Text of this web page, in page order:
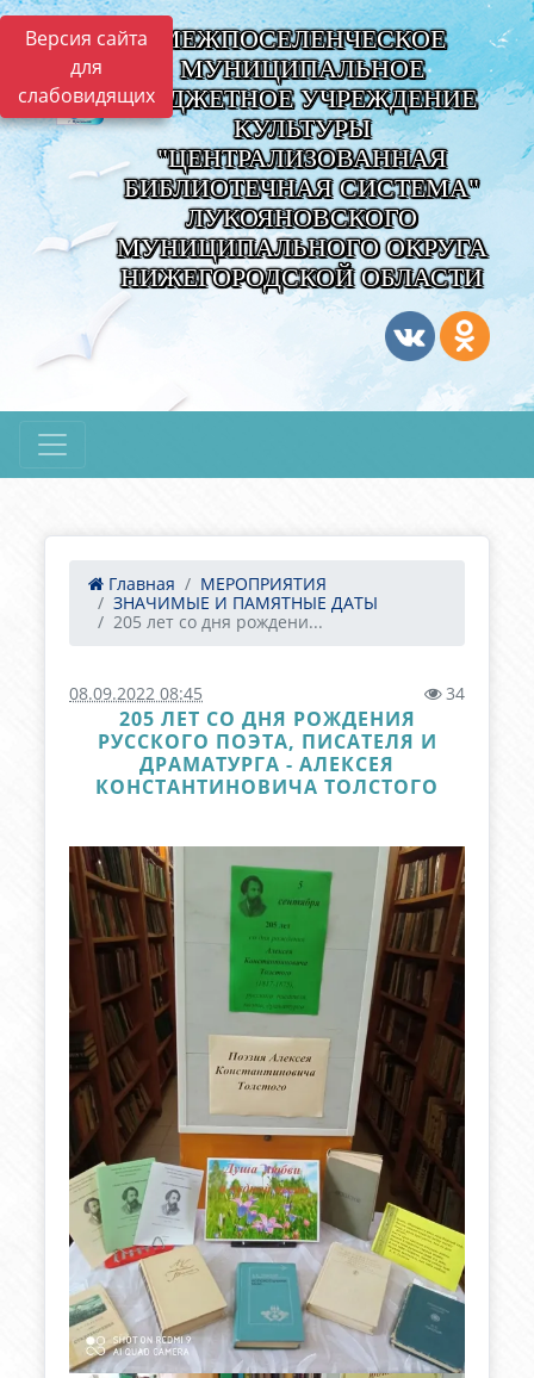
Версия сайта
для
слабовидящих
МЕЖПОСЕЛЕНЧЕСКОЕ
МУНИЦИПАЛЬНОЕ
БЮДЖЕТНОЕ УЧРЕЖДЕНИЕ
КУЛЬТУРЫ
"ЦЕНТРАЛИЗОВАННАЯ
БИБЛИОТЕЧНАЯ СИСТЕМА"
ЛУКОЯНОВСКОГО
МУНИЦИПАЛЬНОГО ОКРУГА
НИЖЕГОРОДСКОЙ ОБЛАСТИ
Главная
МЕРОПРИЯТИЯ
ЗНАЧИМЫЕ И ПАМЯТНЫЕ ДАТЫ
205 лет со дня рождени...
08.09.2022 08:45 34
205 ЛЕТ СО ДНЯ РОЖДЕНИЯ
РУССКОГО ПОЭТА, ПИСАТЕЛЯ И
ДРАМАТУРГА - АЛЕКСЕЯ
КОНСТАНТИНОВИЧА ТОЛСТОГО